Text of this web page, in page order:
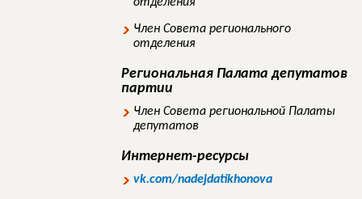
Член Совета регионального
отделения
Региональная Палата депутатов
партии
Член Совета региональной Палаты
депутатов
Интернет-ресурсы
vk.com/nadejdatikhonova